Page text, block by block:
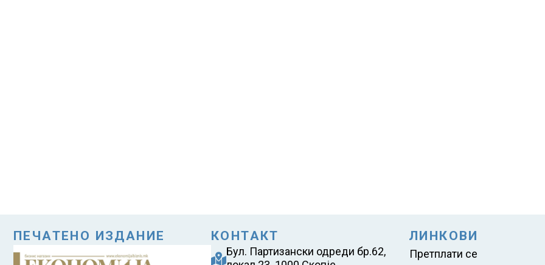
ПЕЧАТЕНО ИЗДАНИЕ КОНТАКТ
Бул. Партизански одреди бр.62,
ЛИНКОВИ
Претплати се